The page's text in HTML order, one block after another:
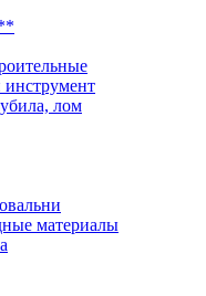
лом
материалы